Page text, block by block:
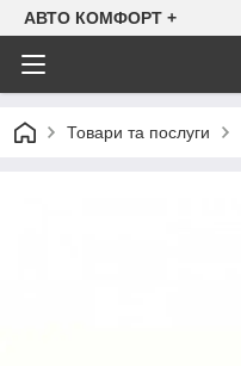
АВТО КОМФОРТ +
Товари та послуги